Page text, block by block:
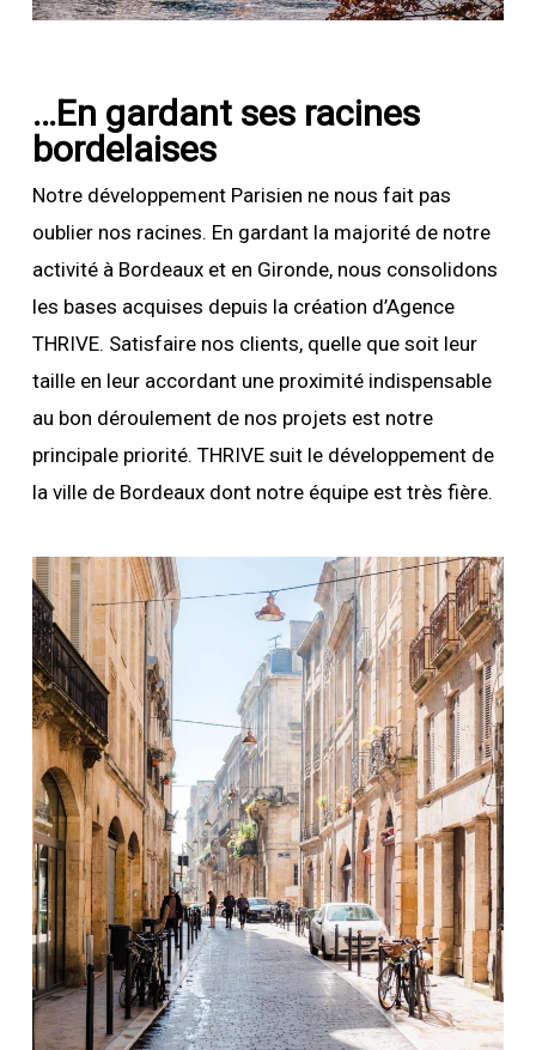
…En gardant ses racines
bordelaises
Notre développement Parisien ne nous fait pas
oublier nos racines. En gardant la majorité de notre
activité à Bordeaux et en Gironde, nous consolidons
les bases acquises depuis la création d’Agence
THRIVE. Satisfaire nos clients, quelle que soit leur
taille en leur accordant une proximité indispensable
au bon déroulement de nos projets est notre
principale priorité. THRIVE suit le développement de
la ville de Bordeaux dont notre équipe est très fière.